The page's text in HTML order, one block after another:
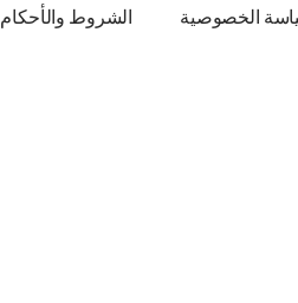
الخصوصية الشروط والأحكام